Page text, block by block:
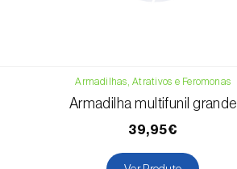
Armadilhas, Atrativos e Feromonas
Armadilha multifunil grande
39,95€